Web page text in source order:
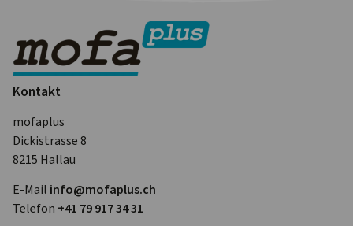
Kontakt
mofaplus
Dickistrasse 8
8215 Hallau
E-Mail info@mofa­plus.ch
Telefon +41 79 917 34 31